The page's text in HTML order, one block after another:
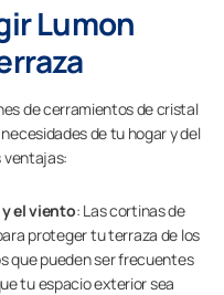
Lumon
de cerramientos de cristal
de tu hogar y del
ventajas:
el viento: Las cortinas de
proteger tu terraza de los
que pueden ser frecuentes
tu espacio exterior sea